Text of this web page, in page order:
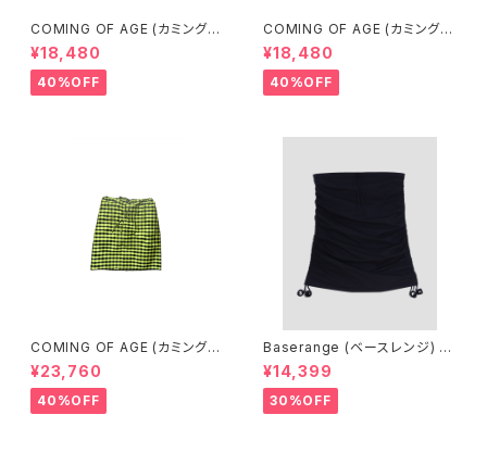
COMING OF AGE (カミングオ
ブエイジ) DRAWSTRING MIN
I SKIRT (GINGHAM LIME/BL
ACK）
¥18,480
40%OFF
COMING OF AGE (カミングオ
ブエイジ) DRAWSTRING MIN
I SKIRT（GINGHAM TURQU
OISE/BROWN）
¥18,480
40%OFF
COMING OF AGE (カミングオ
ブエイジ) DRAWSTRING MID
I SKIRT（GINGHAM LIME/BL
ACK）
¥23,760
40%OFF
Baserange (ベースレンジ) PI
CTORIAL SKIRT (BLACK)
¥14,399
30%OFF